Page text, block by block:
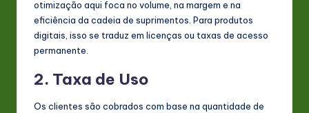
otimização aqui foca no volume, na margem e na
eficiência da cadeia de suprimentos. Para produtos
digitais, isso se traduz em licenças ou taxas de acesso
permanente.
2. Taxa de Uso
Os clientes são cobrados com base na quantidade de